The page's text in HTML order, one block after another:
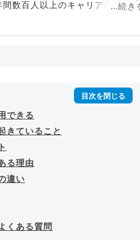
数百人以上のキャリア相談に
...続き
できる
きていること
る理由
違い
くある質問